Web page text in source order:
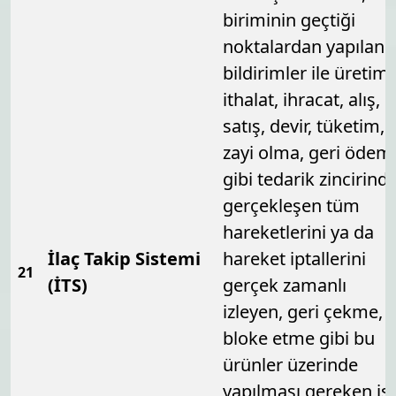
21
İlaç Takip Sistemi
(İTS)
biriminin geçtiği
noktalardan yapılan
bildirimler ile üretim,
ithalat, ihracat, alış,
satış, devir, tüketim,
zayi olma, geri
gibi tedarik
gerçekleşen tüm
hareketlerini ya da
hareket iptallerini
gerçek zamanlı
izleyen, geri çekme,
bloke etme gibi bu
ürünler üzerinde
yapılması gereken iş